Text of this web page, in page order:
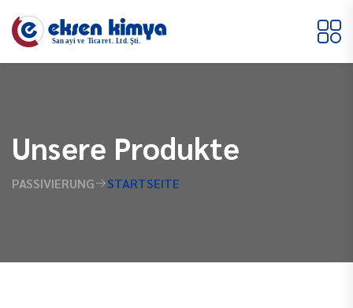
Unsere Produkte
PASSIVIERUNG STARTSEITE